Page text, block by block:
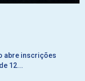
abre inscrições
12...